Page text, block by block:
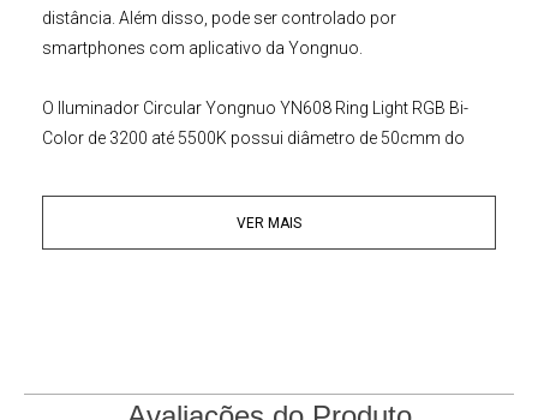
distância. Além disso, pode ser controlado por
smartphones com aplicativo da Yongnuo.
O Iluminador Circular Yongnuo YN608 Ring Light RGB Bi-
Color de 3200 até 5500K possui diâmetro de 50cmm do
distinto com uma saída de temperatura de cor variável de
3200 a 5500K, empregando 304 LEDs. Ele também possui
equipamento, mas também à distância com o controle
VER MAIS